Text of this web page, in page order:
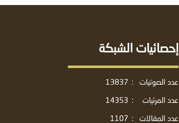
إحصائيات الشبكة
عدد الصوتيات :
13837
عدد المرئيات
:
14353
عدد المقالات
:
1107